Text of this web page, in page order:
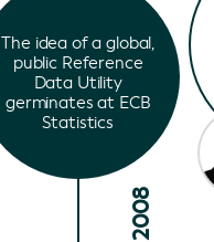
The idea of a global,
public Reference
Data Utility
germinates at ECB
Statistics
2008